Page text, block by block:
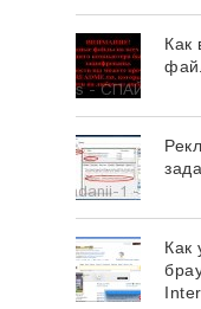
Как
Как